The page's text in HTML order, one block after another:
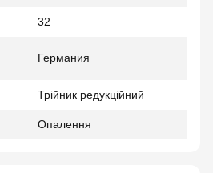
32
Германия
Трійник редукційний
Опалення